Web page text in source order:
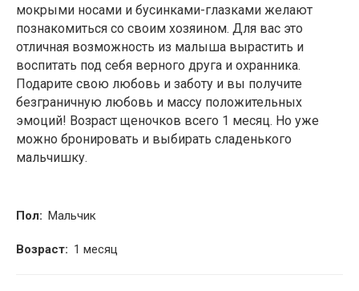
мокрыми носами и бусинками-глазками желают
познакомиться со своим хозяином. Для вас это
отличная возможность из малыша вырастить и
воспитать под себя верного друга и охранника.
Подарите свою любовь и заботу и вы получите
безграничную любовь и массу положительных
эмоций! Возраст щеночков всего 1 месяц. Но уже
можно бронировать и выбирать сладенького
мальчишку.
Пол: Мальчик
Возраст: 1 месяц